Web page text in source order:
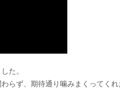
た。
らず、期待通り噛みまくってく